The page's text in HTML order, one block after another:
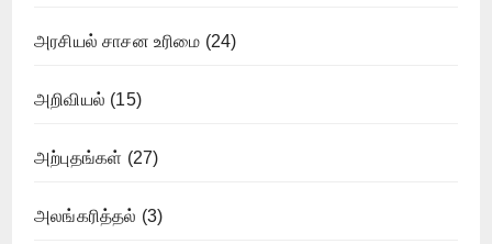
அரசியல் சாசன உரிமை (24)
அறிவியல் (15)
அற்புதங்கள் (27)
அலங்கரித்தல் (3)